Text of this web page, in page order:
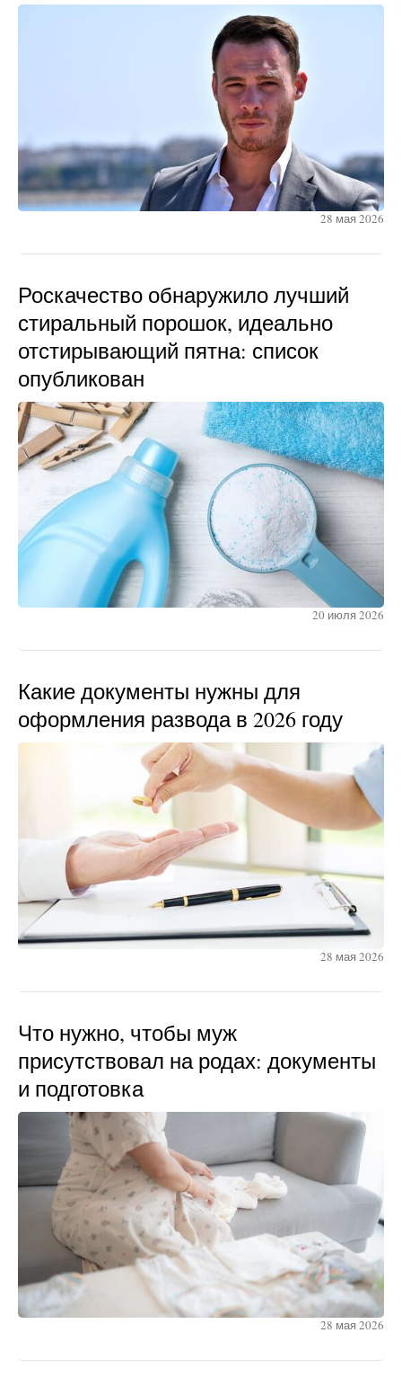
28 мая 2026
Роскачество обнаружило лучший
стиральный порошок, идеально
отстирывающий пятна: список
опубликован
20 июля 2026
Какие документы нужны для
оформления развода в 2026 году
28 мая 2026
Что нужно, чтобы муж
присутствовал на родах: документы
и подготовка
28 мая 2026